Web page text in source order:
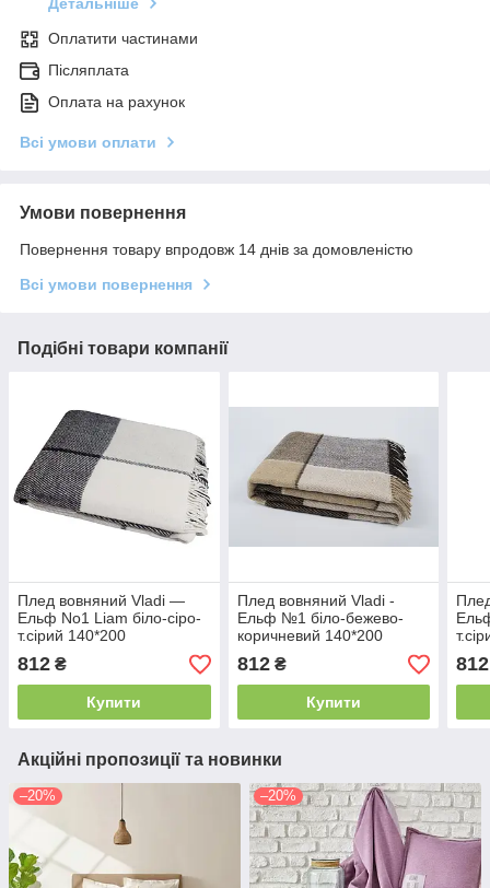
Оплатити частинами
Післяплата
Оплата на рахунок
Всі умови оплати
Умови повернення
Повернення товару впродовж 14 днів за домовленістю
Всі умови повернення
Подібні товари компанії
Плед вовняний Vladi —
Ельф No1 Liam біло-сіро-
т.сірий 140*200
полуторний
812 ₴
Купити
Плед вовняний Vladi -
Ельф №1 біло-бежево-
коричневий 140*200
полуторний
812₴
Купити
812
Акційні пропозиції та новинки
–20% –20%